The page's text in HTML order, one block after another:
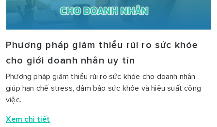
Phương pháp giảm thiểu rủi ro sức khỏe
cho giới doanh nhân uy tín
Phương pháp giảm thiểu rủi ro sức khỏe cho doanh nhân
giúp hạn chế stress, đảm bảo sức khỏe và hiệu suất công
việc.
Xem chi tiết